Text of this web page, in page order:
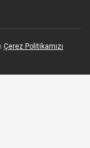
Çerez Politikamızı